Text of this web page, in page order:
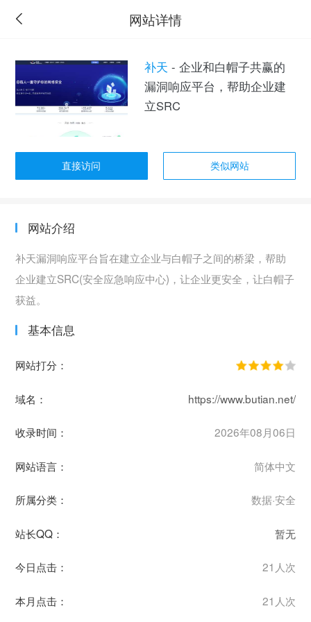
网站详情
补天 - 企业和白帽子共赢的
漏洞响应平台，帮助企业建
立SRC
直接访问 类似网站
网站介绍
补天漏洞响应平台旨在建立企业与白帽子之间的桥梁，帮助
企业建立SRC(安全应急响应中心)，让企业更安全，让白帽子
获益。
基本信息
网站打分：
域名： https://www.butian.net/
收录时间： 2026年08月06日
网站语言： 简体中文
所属分类： 数据·安全
站长QQ： 暂无
今日点击： 21人次
本月点击： 21人次